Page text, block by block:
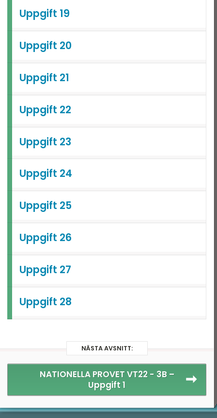
Uppgift 19
Uppgift 20
Uppgift 21
Uppgift 22
Uppgift 23
Uppgift 24
Uppgift 25
Uppgift 26
Uppgift 27
Uppgift 28
NÄSTA AVSNITT:
NATIONELLA PROVET VT22 - 3B –
Uppgift 1